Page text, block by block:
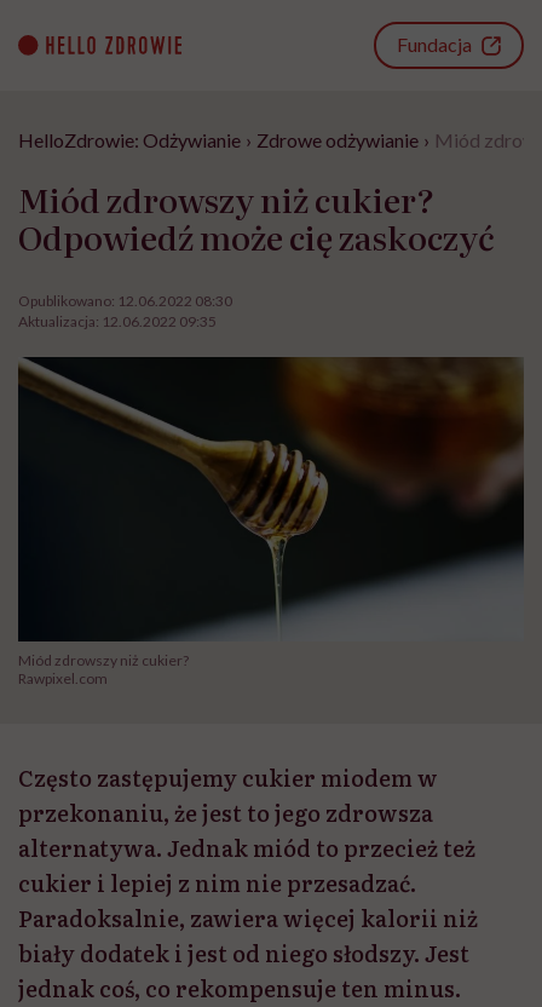
content
Fundacja
HelloZdrowie: Odżywianie › Zdrowe odżywianie › Miód
Miód zdrowszy niż cukier?
Odpowiedź może cię zaskoczyć
Opublikowano: 12.06.2022 08:30
Aktualizacja: 12.06.2022 09:35
Miód zdrowszy niż cukier?
Rawpixel.com
Często zastępujemy cukier miodem w
przekonaniu, że jest to jego zdrowsza
alternatywa. Jednak miód to przecież też
cukier i lepiej z nim nie przesadzać.
Paradoksalnie, zawiera więcej kalorii niż
biały dodatek i jest od niego słodszy. Jest
jednak coś, co rekompensuje ten minus.